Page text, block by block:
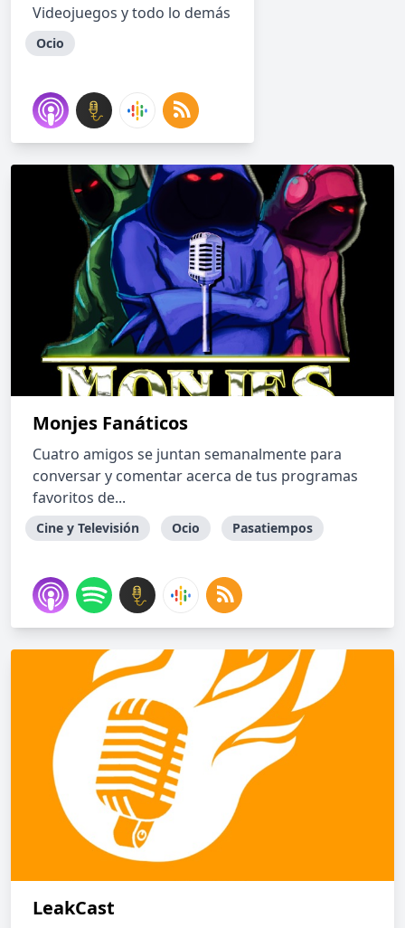
Videojuegos y todo lo demás
Ocio
Monjes Fanáticos
Cuatro amigos se juntan semanalmente para
conversar y comentar acerca de tus programas
favoritos de...
Cine y Televisión Ocio Pasatiempos
LeakCast